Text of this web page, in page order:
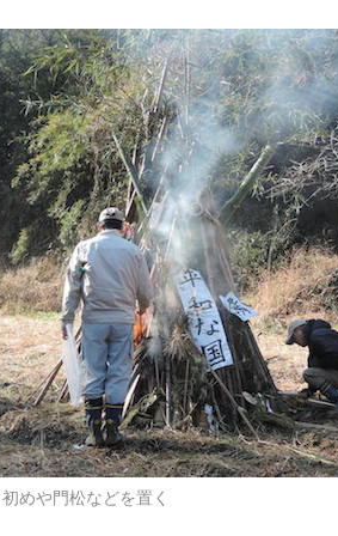
めや門松などを置く